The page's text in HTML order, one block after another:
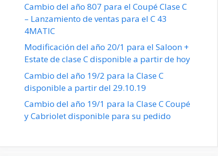
Cambio del año 807 para el Coupé Clase C
– Lanzamiento de ventas para el C 43
4MATIC
Modificación del año 20/1 para el Saloon +
Estate de clase C disponible a partir de hoy
Cambio del año 19/2 para la Clase C
disponible a partir del 29.10.19
Cambio del año 19/1 para la Clase C Coupé
y Cabriolet disponible para su pedido